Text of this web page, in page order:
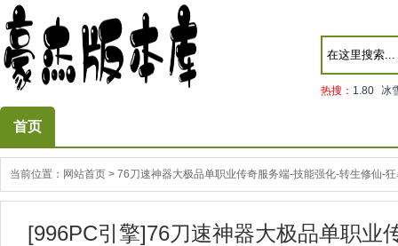
热搜： 1.80 冰
首页
当前位置： 网站首页 > 76刀速神器大极品单职业传奇服务端-技能强化-转生修仙-
[996PC引擎]76刀速神器大极品单职业